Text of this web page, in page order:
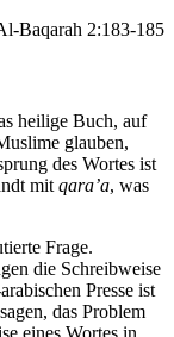
Baqarah 2:183-185
heilige Buch, auf
glauben,
des Wortes ist
mit qara’a, was
Frage.
die Schreibweise
Presse ist
das Problem
eines Wortes in